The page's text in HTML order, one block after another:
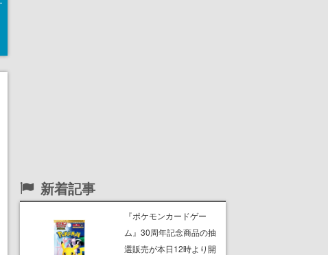
新着記事
『ポケモンカードゲー
ム』30周年記念商品の抽
選販売が本日12時より開